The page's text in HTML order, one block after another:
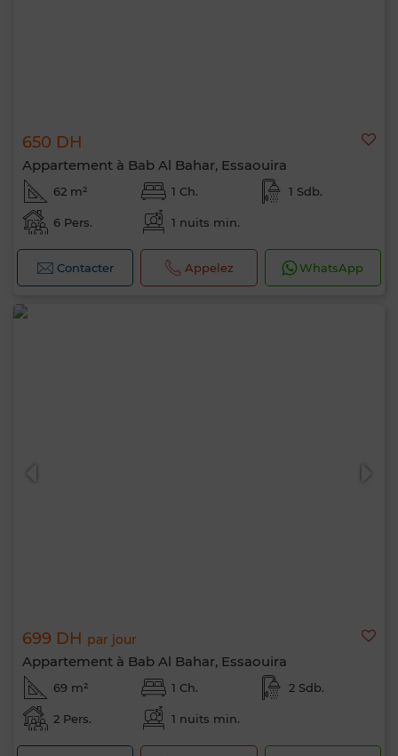
650 DH
Appartement à Bab Al Bahar, Essaouira
62 m² 1 Ch. 1 Sdb.
6 Pers. 1 nuits min.
Contacter Appelez WhatsApp
699 DH par jour
Appartement à Bab Al Bahar, Essaouira
69 m² 1 Ch. 2 Sdb.
2 Pers. 1 nuits min.